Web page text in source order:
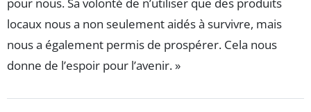
locaux nous a non seulement aidés à survivre, mais
nous a également permis de prospérer. Cela nous
donne de l’espoir pour l’avenir. »